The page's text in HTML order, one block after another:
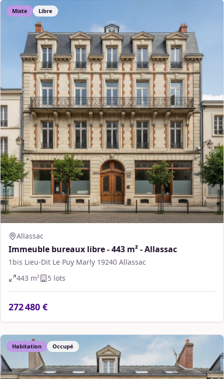
Mixte Libre
Allassac
Immeuble bureaux libre - 443 m² - Allassac
1bis Lieu-Dit Le Puy Marly 19240 Allassac
443 m² 5 lots
272 480 €
Habitation Occupé